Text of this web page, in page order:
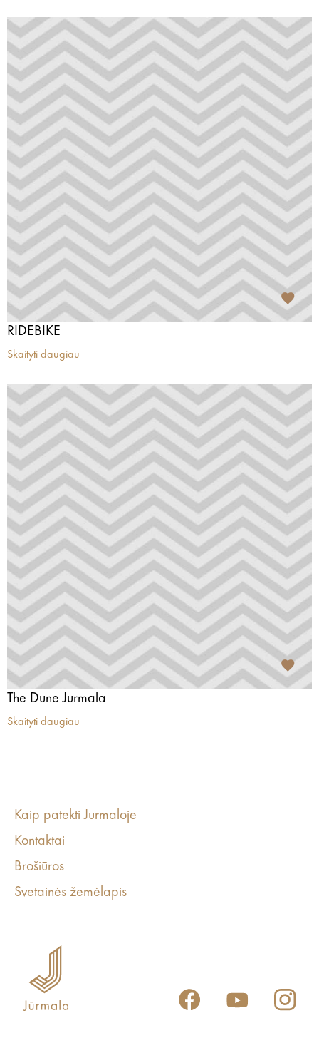
RIDEBIKE
Skaityti daugiau
The Dune Jurmala
Skaityti daugiau
Kaip patekti Jurmaloje
Kontaktai
Brošiūros
Svetainės žemėlapis